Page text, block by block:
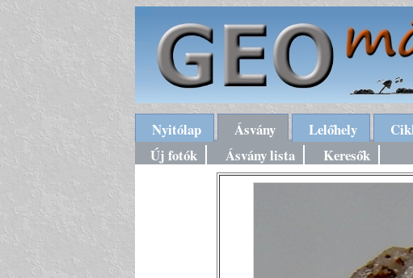
Nyitólap Ásvány Lelőhely
Új fotók
Ásvány lista Keresők